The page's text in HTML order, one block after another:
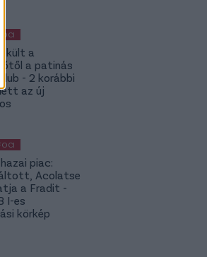
a
a patinás
- 2 korábbi
az új
piac:
Acolatse
a Fradit -
I-es
körkép